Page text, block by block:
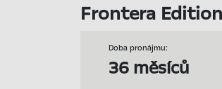
Frontera
Doba pronájmu:
36 měsíců